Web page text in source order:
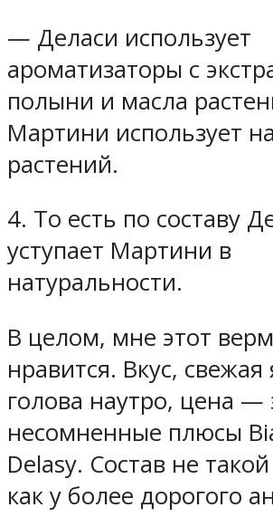
— Деласи использует
ароматизаторы с
полыни и масла
Мартини использует
растений.
4. То есть по составу
уступает Мартини в
натуральности.
В целом, мне этот
нравится. Вкус, свежая
голова наутро, цена —
несомненные плюсы
Delasy. Состав не
как у более дорогого